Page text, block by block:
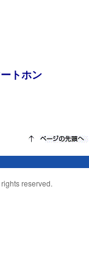
トホン
reserved.